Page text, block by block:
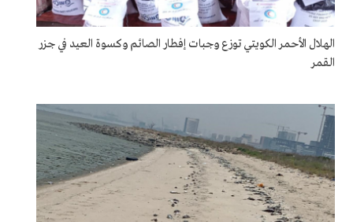
الهلال الأحمر الكويتي توزع وجبات إفطار الصائم وكسوة العيد في جزر
القمر